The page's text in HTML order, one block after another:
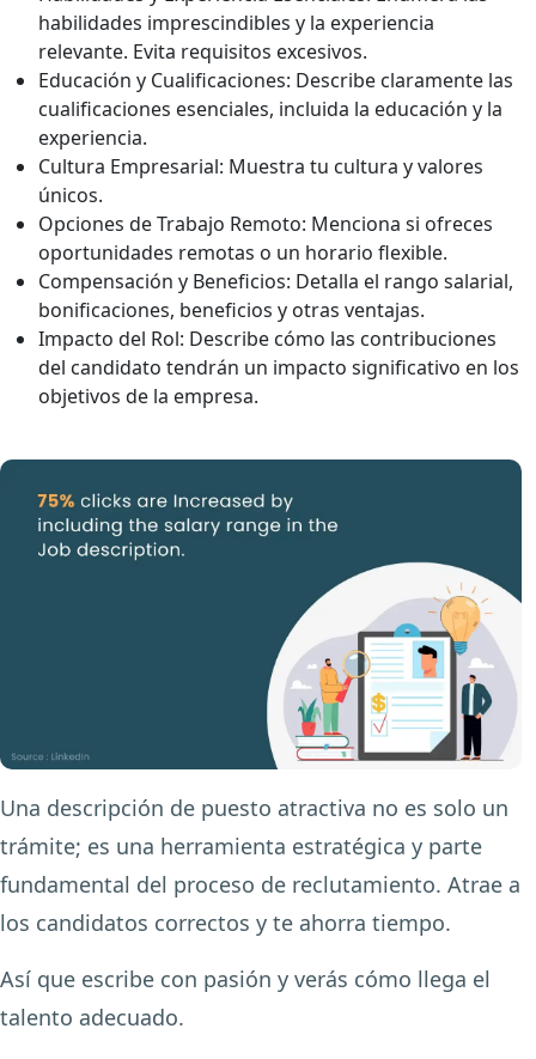
habilidades imprescindibles y la experiencia
relevante. Evita requisitos excesivos.
Educación y Cualificaciones: Describe claramente las
cualificaciones esenciales, incluida la educación y la
experiencia.
Cultura Empresarial: Muestra tu cultura y valores
únicos.
Opciones de Trabajo Remoto: Menciona si ofreces
oportunidades remotas o un horario flexible.
Compensación y Beneficios: Detalla el rango salarial,
bonificaciones, beneficios y otras ventajas.
Impacto del Rol: Describe cómo las contribuciones
del candidato tendrán un impacto significativo en los
objetivos de la empresa.
Una descripción de puesto atractiva no es solo un
trámite; es una herramienta estratégica y parte
fundamental del proceso de reclutamiento. Atrae a
los candidatos correctos y te ahorra tiempo.
Así que escribe con pasión y verás cómo llega el
talento adecuado.